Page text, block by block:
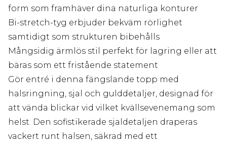
form som framhäver dina naturliga konturer
Bi-stretch-tyg erbjuder bekväm rörlighet
samtidigt som strukturen bibehålls
Mångsidig ärmlös stil perfekt för lagring eller att
bäras som ett fristående statement
Gör entré i denna fängslande topp med
halsringning, sjal och gulddetaljer, designad för
att vända blickar vid vilket kvällsevenemang som
helst. Den sofistikerade sjaldetaljen draperas
vackert runt halsen, säkrad med ett